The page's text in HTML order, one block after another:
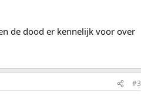
de dood er kennelijk voor over
#3